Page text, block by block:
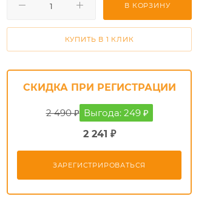
В КОРЗИНУ
КУПИТЬ В 1 КЛИК
СКИДКА ПРИ РЕГИСТРАЦИИ
2 490 ₽ Выгода: 249 ₽
2 241 ₽
ЗАРЕГИСТРИРОВАТЬСЯ